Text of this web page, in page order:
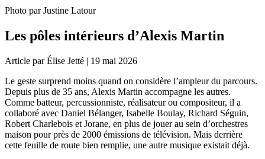
Photo par Justine Latour
Les pôles intérieurs d’Alexis Martin
Article par Élise Jetté | 19 mai 2026
Le geste surprend moins quand on considère l’ampleur du parcours.
Depuis plus de 35 ans, Alexis Martin accompagne les autres.
Comme batteur, percussionniste, réalisateur ou compositeur, il a
collaboré avec Daniel Bélanger, Isabelle Boulay, Richard Séguin,
Robert Charlebois et Jorane, en plus de jouer au sein d’orchestres
maison pour près de 2000 émissions de télévision. Mais derrière
cette feuille de route bien remplie, une autre musique existait déjà.